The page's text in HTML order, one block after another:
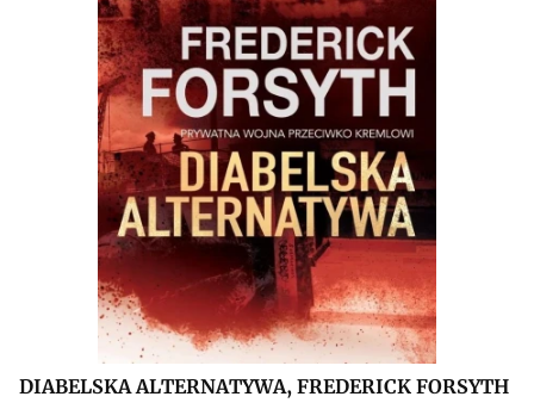
DIABELSKA ALTERNATYWA, FREDERICK FORSYTH